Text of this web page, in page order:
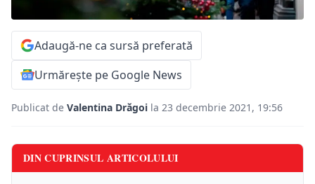
Adaugă-ne ca sursă preferată
Urmărește pe Google News
Publicat de Valentina Drăgoi la 23 decembrie 2021, 19:56
DIN CUPRINSUL ARTICOLULUI